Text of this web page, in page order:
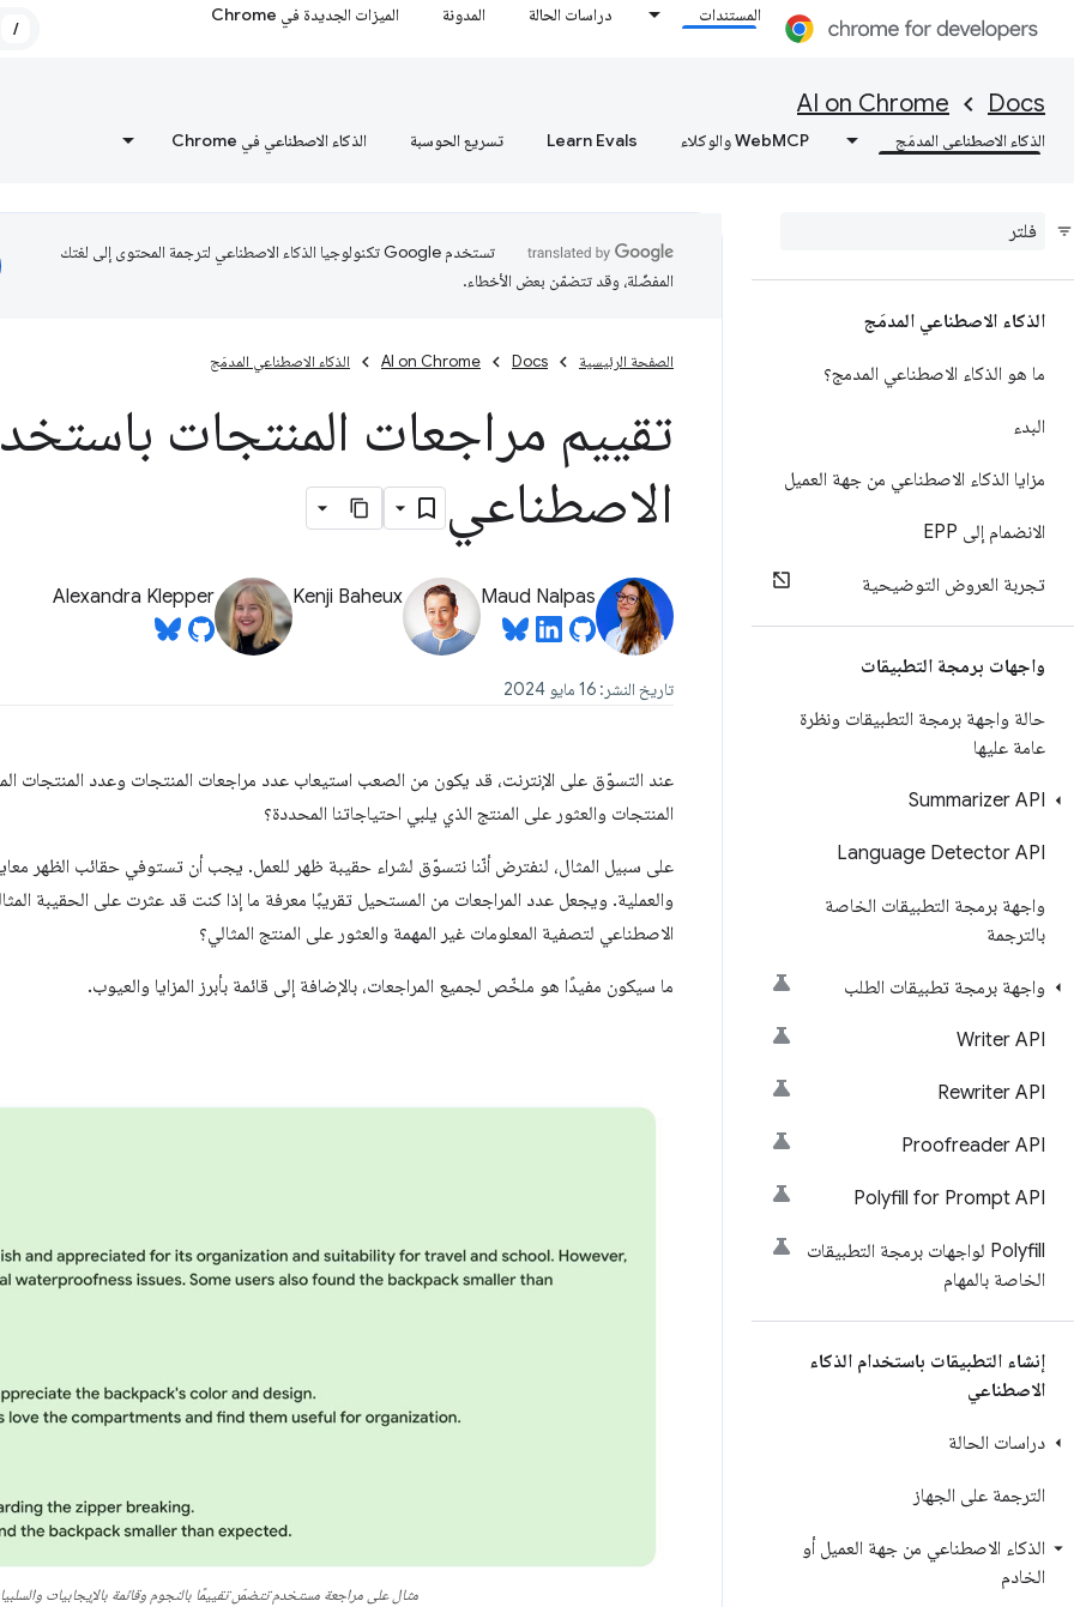
المستندات دراسات الحالة المدونة الميزات الجديدة في Chrome
/
Docs
AI on Chrome
الذكاء الاصطناعي المدمَج WebMCP والوكلاء Learn Evals تسريع الحوسبة الذكاء الاصطناعي في Chrome
الذكاء الاصطناعي المدمَج
ما هو الذكاء الاصطناعي المدمج؟
البدء
مزايا الذكاء الاصطناعي من جهة العميل
الانضمام إلى EPP
تجربة العروض التوضيحية
واجهات برمجة التطبيقات
حالة واجهة برمجة التطبيقات ونظرة
عامة عليها
Summarizer API
Language Detector API
واجهة برمجة التطبيقات الخاصة
بالترجمة
واجهة برمجة تطبيقات الطلب
Writer API
Rewriter API
Proofreader API
Polyfill for Prompt API
Polyfill لواجهات برمجة التطبيقات
الخاصة بالمهام
إنشاء التطبيقات باستخدام الذكاء
الاصطناعي
دراسات الحالة
الترجمة على الجهاز
الذكاء الاصطناعي من جهة العميل أو
الخادم
تستخدم Google تكنولوجيا الذكاء الاصطناعي لترجمة المحتوى إلى لغتك
المفضّلة، وقد تتضمّن بعض الأخطاء.
الصفحة الرئيسية Docs
AI on Chrome الذكاء الاصطناعي المدمَج
تقييم مراجعات المنتجات
الاصطناعي
Maud Nalpas
Kenji Baheux
Alexandra Klepper
تاريخ النشر: 16 مايو 2024
عند التسوّق على الإنترنت، قد يكون من الصعب استيعاب عدد مراجعات المنتجات وعدد المنتجات
المنتجات والعثور على المنتج الذي يلبي احتياجاتنا المحددة؟
على سبيل المثال، لنفترض أنّنا نتسوّق لشراء حقيبة ظهر للعمل. يجب أن تستوفي حقائب الظهر
والعملية. ويجعل عدد المراجعات من المستحيل تقريبًا معرفة ما إذا كنت قد عثرت على الحقيبة
الاصطناعي لتصفية المعلومات غير المهمة والعثور على المنتج المثالي؟
ما سيكون مفيدًا هو ملخّص لجميع المراجعات، بالإضافة إلى قائمة بأبرز المزايا والعيوب.
مثال على مراجعة مستخدم تتضمّن تقييمًا بالنجوم وقائمة بالإيجابيات